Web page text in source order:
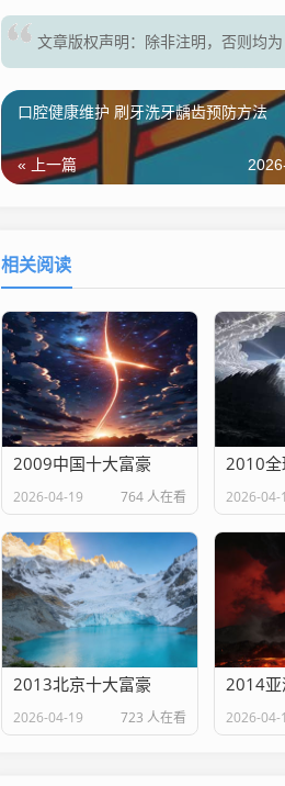
文章版权声明：除非注明，否则均为
口腔健康维护 刷牙洗牙龋齿预防方法
« 上一篇
相关阅读
2009中国十大富豪
2026-04-19 764 人在看
2010全
2026-04-
2013北京十大富豪
2026-04-19 723 人在看
2014亚
2026-04-